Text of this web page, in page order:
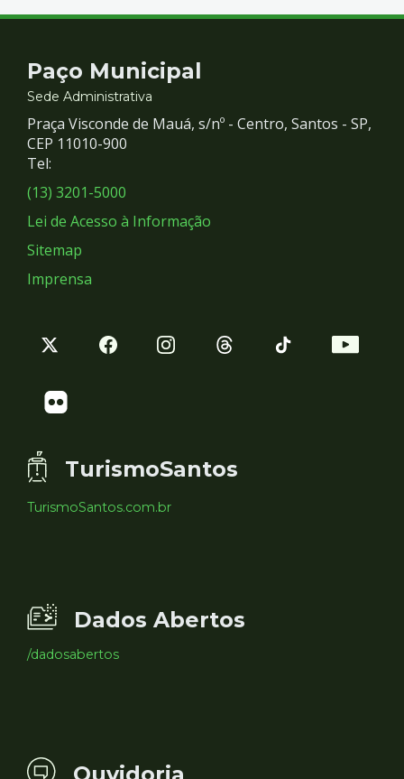
Contato
e
Redes
Sociais
Paço Municipal
Sede Administrativa
Praça Visconde de Mauá, s/nº - Centro, Santos - SP,
CEP 11010-900
Tel:
(13) 3201-5000
Lei de Acesso à Informação
Sitemap
Imprensa
TurismoSantos
TurismoSantos.com.br
Dados Abertos
/dadosabertos